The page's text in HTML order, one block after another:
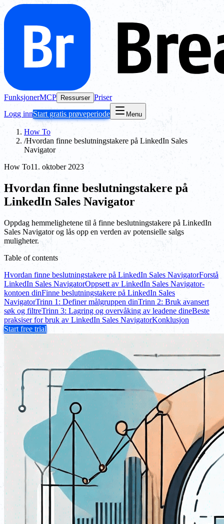
FunksjonerMCP Ressurser Priser
Logg innStart gratis prøveperiode Menu
How To
/Hvordan finne beslutningstakere på LinkedIn Sales
Navigator
How To11. oktober 2023
Hvordan finne beslutningstakere på
LinkedIn Sales Navigator
Oppdag hemmelighetene til å finne beslutningstakere på LinkedIn
Sales Navigator og lås opp en verden av potensielle salgs
muligheter.
Table of contents
Hvordan finne beslutningstakere på LinkedIn Sales NavigatorForstå
LinkedIn Sales NavigatorOppsett av LinkedIn Sales Navigator-
kontoen dinFinne beslutningstakere på LinkedIn Sales
NavigatorTrinn 1: Definer målgruppen dinTrinn 2: Bruk avansert
søk og filtreTrinn 3: Lagring og overvåking av leadene dineBeste
praksiser for bruk av LinkedIn Sales NavigatorKonklusjon
Start free trial